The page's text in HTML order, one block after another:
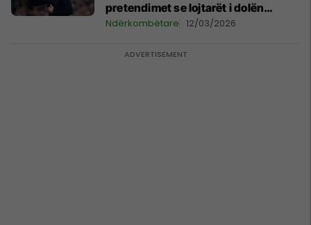
pretendimet se lojtarët i dolën
kundër trajnerit
Ndërkombëtare 12/03/2026